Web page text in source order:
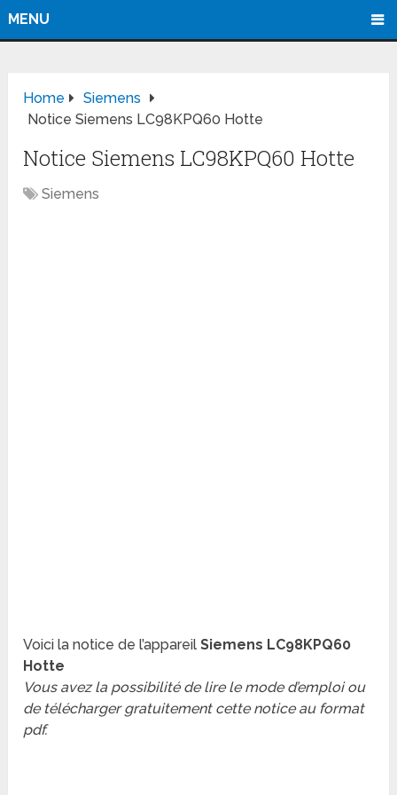
MENU
Home
Siemens
Notice Siemens LC98KPQ60 Hotte
Notice Siemens LC98KPQ60 Hotte
Siemens
Voici la notice de l’appareilSiemens LC98KPQ60
Hotte
Vous avez la possibilité de lire le mode d’emploi ou
de télécharger gratuitement cette notice au format
pdf.